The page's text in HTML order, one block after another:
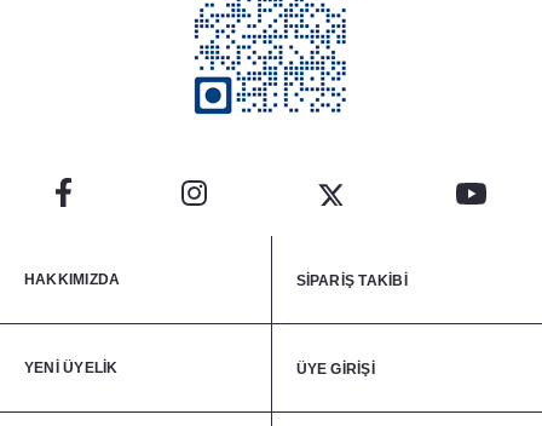
HAKKIMIZDA SİPARİŞ TAKİBİ
YENİ ÜYELİK ÜYE GİRİŞİ